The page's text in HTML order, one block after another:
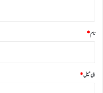
نام*
ای میل*